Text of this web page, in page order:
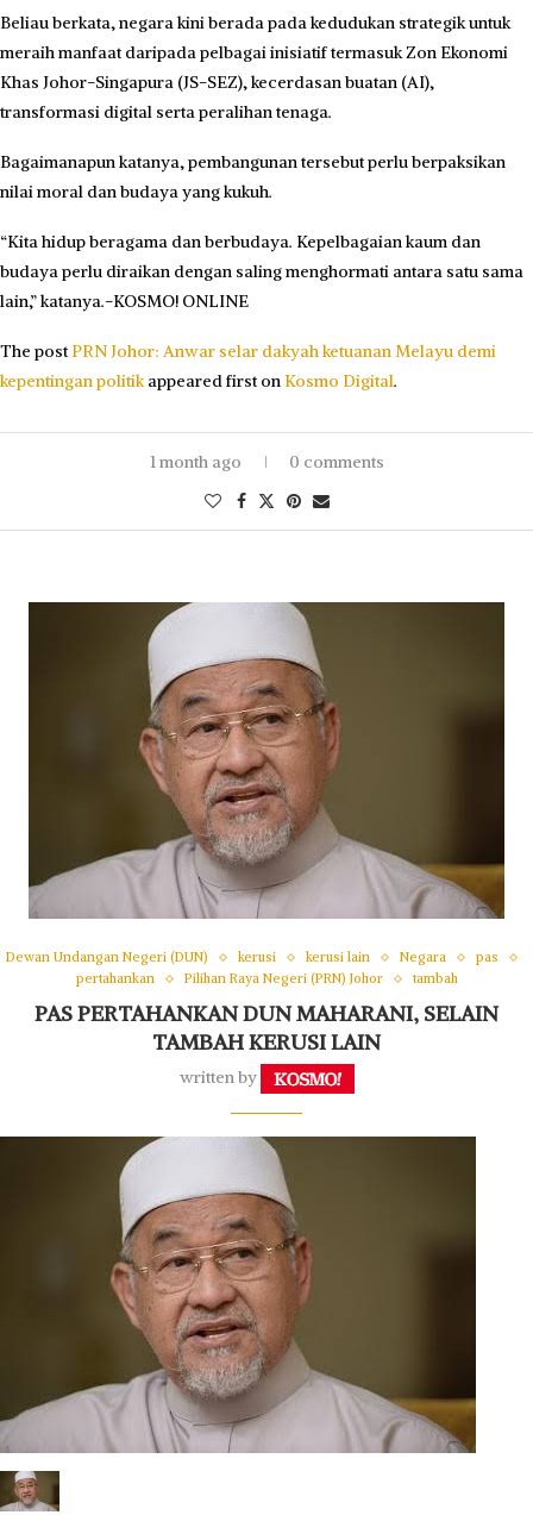
Beliau berkata, negara kini berada pada kedudukan strategik untuk
meraih manfaat daripada pelbagai inisiatif termasuk Zon Ekonomi
Khas Johor-Singapura (JS-SEZ), kecerdasan buatan (AI),
transformasi digital serta peralihan tenaga.
Bagaimanapun katanya, pembangunan tersebut perlu berpaksikan
nilai moral dan budaya yang kukuh.
“Kita hidup beragama dan berbudaya. Kepelbagaian kaum dan
budaya perlu diraikan dengan saling menghormati antara satu sama
lain,” katanya.-KOSMO! ONLINE
The postPRN Johor: Anwar selar dakyah ketuanan Melayu demi
kepentingan politikappeared first on Kosmo Digital.
1 month ago 0 comments
Dewan Undangan Negeri (DUN) kerusi kerusi lain Negara
pas
pertahankan
Pilihan Raya Negeri (PRN) Johor tambah
PAS PERTAHANKAN DUN MAHARANI, SELAIN
TAMBAH KERUSI LAIN
written by